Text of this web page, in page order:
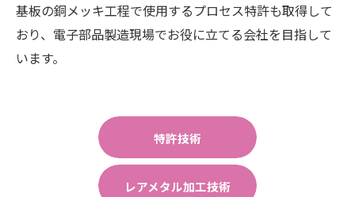
基板の銅メッキ工程で使用するプロセス特許も取得して
おり、電子部品製造現場でお役に立てる会社を目指して
います。
特許技術
レアメタル加工技術